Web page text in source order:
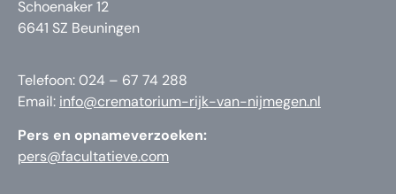
Schoenaker 12
6641 SZ Beuningen
Telefoon: 024 – 67 74 288
Email: info@crematorium-rijk-van-nijmegen.nl
Pers en opnameverzoeken:
pers@facultatieve.com